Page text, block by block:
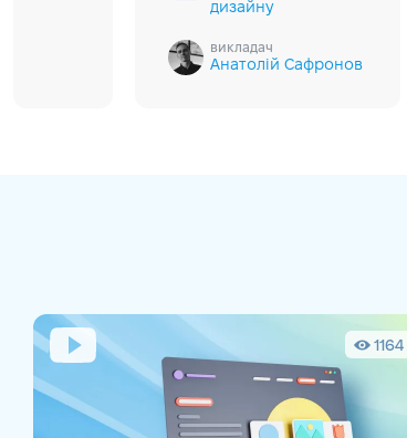
дизайну
викладач
Анатолій Сафронов
1164